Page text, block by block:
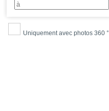
Uniquement avec photos 360 °